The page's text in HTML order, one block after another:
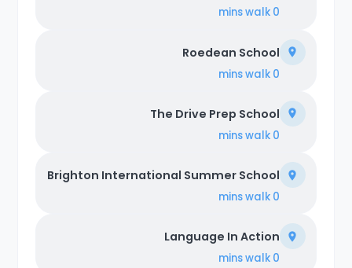
0 mins
walk
Roedean School
0 mins
walk
The Drive Prep School
0 mins
walk
Brighton International Summer School
0 mins
walk
Language In Action
0 mins
walk